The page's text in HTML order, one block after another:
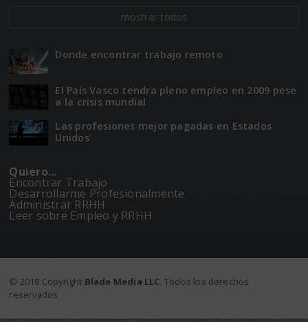
mostrar todos
Donde encontrar trabajo remoto
El Paí­­s Vasco tendra pleno empleo en 2009 pese
a la crisis mundial
Las profesiones mejor pagadas en Estados
Unidos
Quiero...
Encontrar Trabajo
Desarrollarme Profesionalmente
Administrar RRHH
Leer sobre Empleo y RRHH
© 2018 Copyright Blade Media LLC. Todos los derechos
reservados